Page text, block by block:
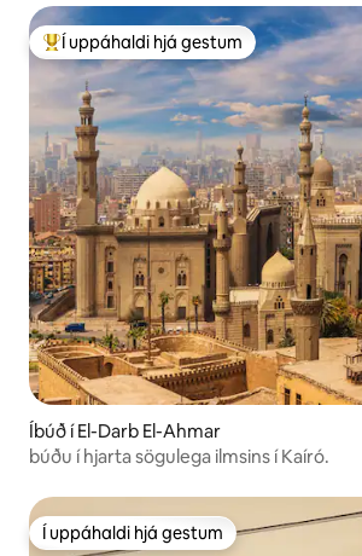
Í mestu uppáhaldi hjá gestum
Í uppáhaldi hjá gestum
Íbúð í El-Darb El-Ahmar
búðu í hjarta sögulega ilmsins í Kaíró.
Í uppáhaldi hjá gestum
Í uppáhaldi hjá gestum